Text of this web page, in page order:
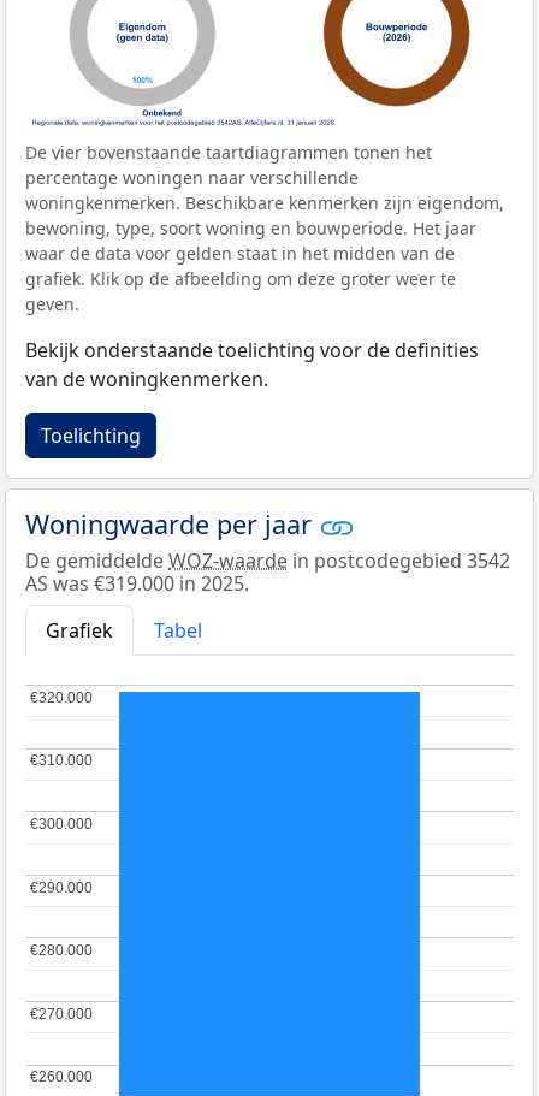
De vier bovenstaande taartdiagrammen tonen het
percentage woningen naar verschillende
woningkenmerken. Beschikbare kenmerken zijn eigendom,
bewoning, type, soort woning en bouwperiode. Het jaar
waar de data voor gelden staat in het midden van de
grafiek. Klik op de afbeelding om deze groter weer te
geven.
Bekijk onderstaande toelichting voor de definities
van de woningkenmerken.
Toelichting
Woningwaarde per jaar
De gemiddeldeWOZ-waarde in postcodegebied 3542
AS was €319.000 in 2025.
Grafiek
Tabel
€260.000
€260.000
€270.000
€270.000
€280.000
€280.000
€290.000
€290.000
€300.000
€300.000
€310.000
€310.000
€320.000
€320.000